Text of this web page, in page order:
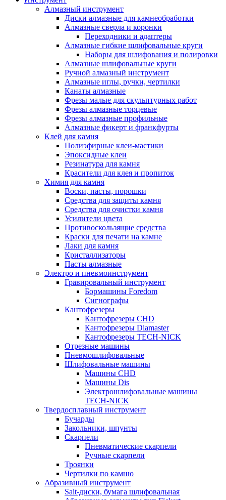
Алмазный инструмент
Диски алмазные для камнеобработки
Алмазные сверла и коронки
Переходники и адаптеры
Алмазные гибкие шлифовальные круги
Наборы для шлифования и полировки
Алмазные шлифовальные круги
Ручной алмазный инструмент
Алмазные иглы, ручки, чертилки
Канаты алмазные
Фрезы малые для скульптурных работ
Фрезы алмазные торцевые
Фрезы алмазные профильные
Алмазные фикерт и франкфурты
Клей для камня
Полиэфирные клеи-мастики
Эпоксидные клеи
Резинатура для камня
Красители для клея и пропиток
Химия для камня
Воски, пасты, порошки
Средства для защиты камня
Средства для очистки камня
Усилители цвета
Противоскользящие средства
Краски для печати на камне
Лаки для камня
Кристаллизаторы
Пасты алмазные
Электро и пневмоинструмент
Гравировальный инструмент
Бормашины Foredom
Сигнографы
Кантофрезеры
Кантофрезеры CHD
Кантофрезеры Diamaster
Кантофрезеры TECH-NICK
Отрезные машины
Пневмошлифовальные
Шлифовальные машины
Машины CHD
Машины Dis
Электрошлифовальные машины
TECH-NICK
Твердосплавный инструмент
Бучарды
Закольники, шпунты
Скарпели
Пневматические скарпели
Ручные скарпели
Троянки
Чертилки по камню
Абразивный инструмент
Sait-диски, бумага шлифовальная